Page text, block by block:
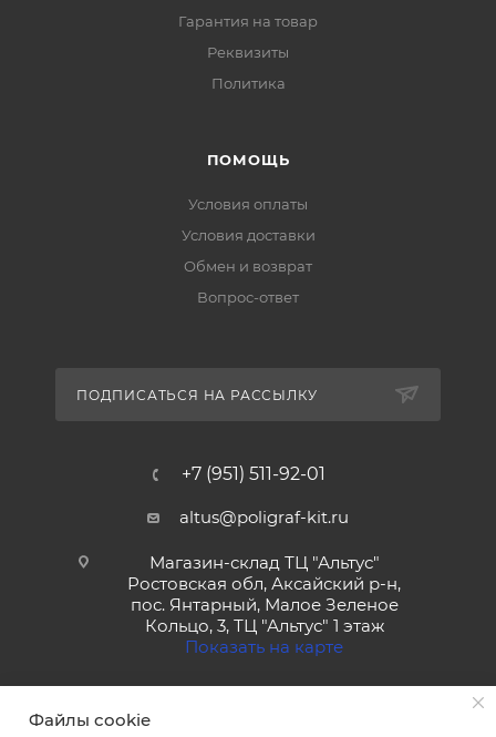
Гарантия на товар
Реквизиты
Политика
ПОМОЩЬ
Условия оплаты
Условия доставки
Обмен и возврат
Вопрос-ответ
ПОДПИСАТЬСЯ НА РАССЫЛКУ
+7 (951) 511-92-01
altus@poligraf-kit.ru
Магазин-склад ТЦ "Альтус"
Ростовская обл, Аксайский р-н,
пос. Янтарный, Малое Зеленое
Кольцо, 3, ТЦ "Альтус" 1 этаж
Показать на карте
Файлы cookie